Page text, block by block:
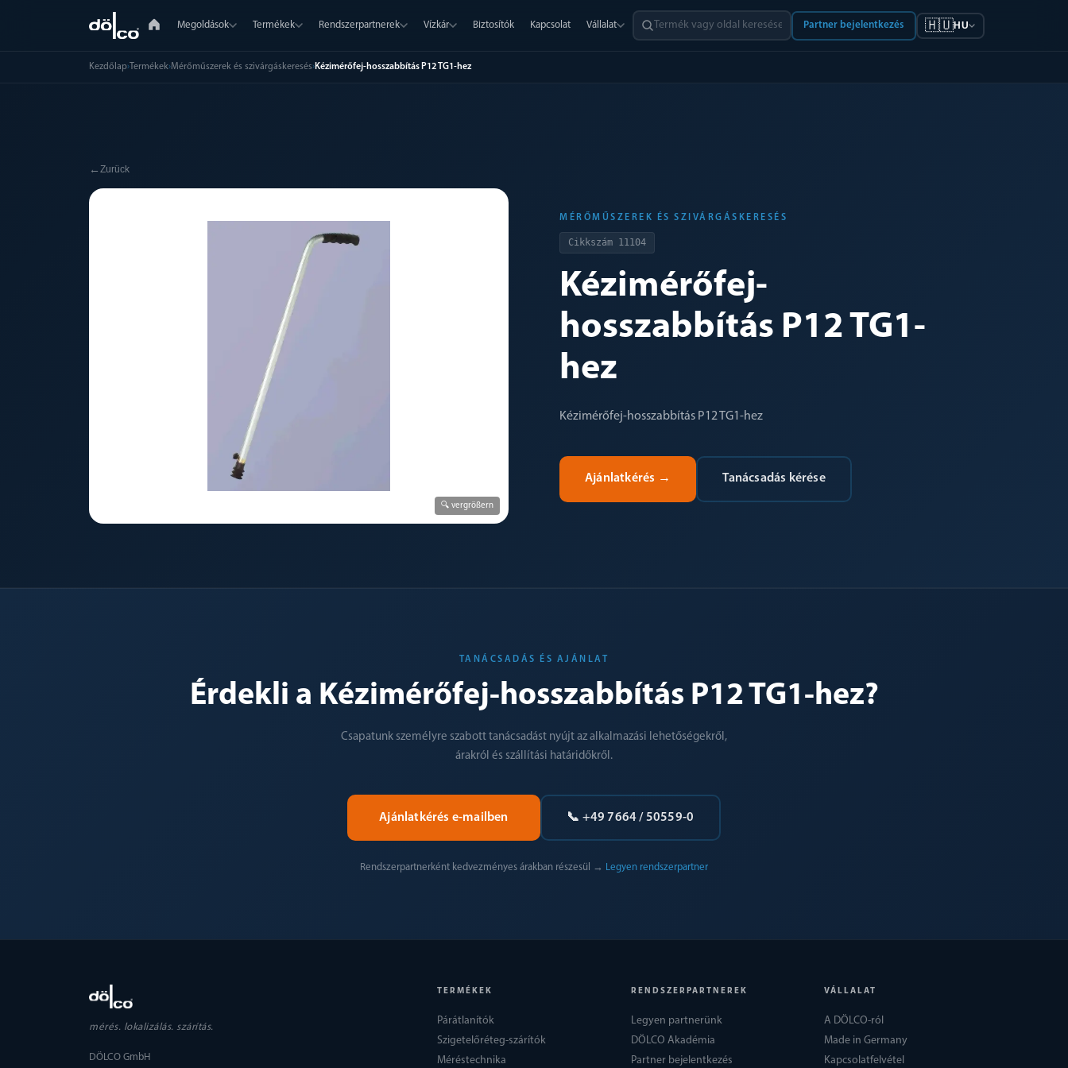
Megoldások Termékek Rendszerpartnerek Vízkár Biztosítók Kapcsolat Vállalat Partner bejelentkezés 🇭🇺HU
Kezdőlap› Termékek›Mérőműszerek és szivárgáskeresés›Kézimérőfej-hosszabbítás P12 TG1-hez
← Zurück
🔍 vergrößern
MÉRŐMŰSZEREK ÉS SZIVÁRGÁSKERESÉS
Cikkszám 11104
Kézimérőfej-
hosszabbítás P12 TG1-
hez
Kézimérőfej-hosszabbítás P12 TG1-hez
Ajánlatkérés → Tanácsadás kérése
TANÁCSADÁS ÉS AJÁNLAT
Érdekli a Kézimérőfej-hosszabbítás P12 TG1-hez?
Csapatunk személyre szabott tanácsadást nyújt az alkalmazási lehetőségekről,
árakról és szállítási határidőkről.
Ajánlatkérés e-mailben 📞 +49 7664 / 50559-0
Rendszerpartnerként kedvezményes árakban részesül → Legyen rendszerpartner
mérés. lokalizálás. szárítás.
DÖLCO GmbH
TERMÉKEK
Párátlanítók
Szigetelőréteg-szárítók
Méréstechnika
RENDSZERPARTNEREK
Legyen partnerünk
DÖLCO Akadémia
Partner bejelentkezés
VÁLLALAT
A DÖLCO-ról
Made in Germany
Kapcsolatfelvétel